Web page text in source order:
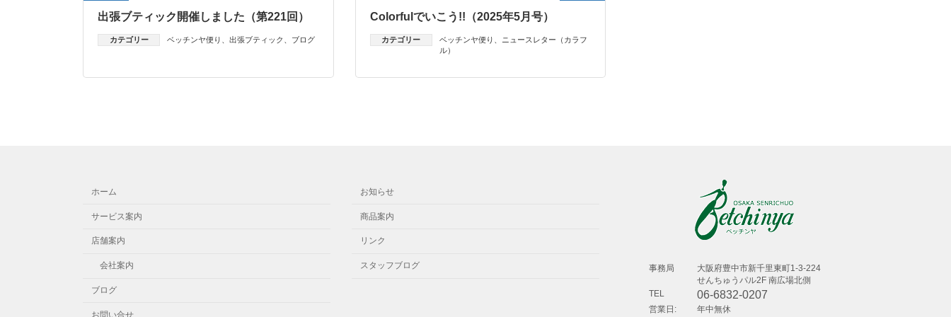
出張ブティック開催しました（第221回）
カテゴリー ベッチンヤ便り 出張ブティック ブログ
Colorfulでいこう!!（2025年5月号）
カテゴリー ベッチンヤ便り
ニュースレター（カラフ
ル）
ホーム
サービス案内
店舗案内
会社案内
ブログ
お問い合せ
お知らせ
商品案内
リンク
スタッフブログ 事務局
⼤阪府豊中市新千⾥東町1-3-224
せんちゅうパル2F 南広場北側
TEL
06-6832-0207
営業日: 年中無休